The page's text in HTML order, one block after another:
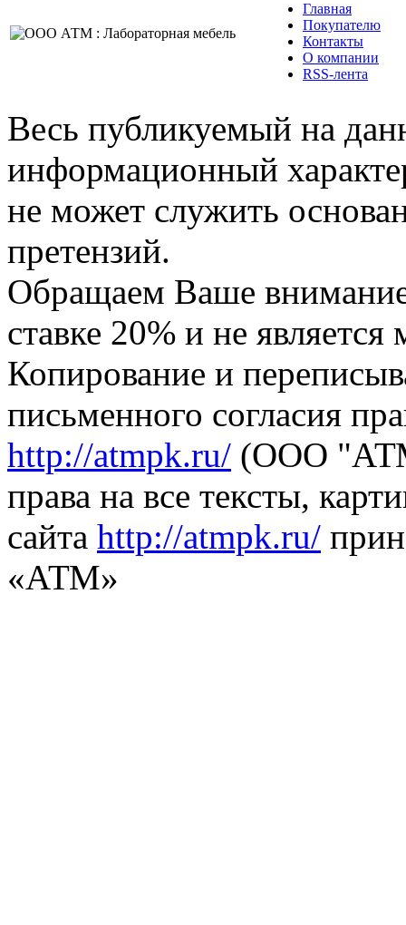
Главная
Покупателю
Контакты
О компании
RSS-лента
Весь публикуемый на
информационный
не может служить
претензий.
Обращаем Ваше
ставке 20% и не
Копирование и
письменного согласия
http://atmpk.ru/ (ООО
права на все тексты,
сайта http://atmpk.ru/
«АТМ»